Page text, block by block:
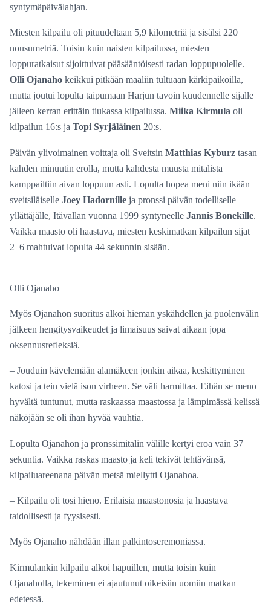
syntymäpäivälahjan.
Miesten kilpailu oli pituudeltaan 5,9 kilometriä ja sisälsi 220
nousumetriä. Toisin kuin naisten kilpailussa, miesten
loppuratkaisut sijoittuivat pääsääntöisesti radan loppupuolelle.
Olli Ojanaho keikkui pitkään maaliin tultuaan kärkipaikoilla,
mutta joutui lopulta taipumaan Harjun tavoin kuudennelle sijalle
jälleen kerran erittäin tiukassa kilpailussa.Miika Kirmula oli
kilpailun 16:s jaTopi Syrjäläinen 20:s.
Päivän ylivoimainen voittaja oli SveitsinMatthias Kyburz tasan
kahden minuutin erolla, mutta kahdesta muusta mitalista
kamppailtiin aivan loppuun asti. Lopulta hopea meni niin ikään
sveitsiläiselleJoey Hadornilleja pronssi päivän todelliselle
yllättäjälle, Itävallan vuonna 1999 syntyneelleJannis Bonekille.
Vaikka maasto oli haastava, miesten keskimatkan kilpailun sijat
2–6 mahtuivat lopulta 44 sekunnin sisään.
Olli Ojanaho
Myös Ojanahon suoritus alkoi hieman yskähdellen ja puolenvälin
jälkeen hengitysvaikeudet ja limaisuus saivat aikaan jopa
oksennusrefleksiä.
– Jouduin kävelemään alamäkeen jonkin aikaa, keskittyminen
katosi ja tein vielä ison virheen. Se väli harmittaa. Eihän se meno
hyvältä tuntunut, mutta raskaassa maastossa ja lämpimässä kelissä
näköjään se oli ihan hyvää vauhtia.
Lopulta Ojanahon ja pronssimitalin välille kertyi eroa vain 37
sekuntia. Vaikka raskas maasto ja keli tekivät tehtävänsä,
kilpailuareenana päivän metsä miellytti Ojanahoa.
– Kilpailu oli tosi hieno. Erilaisia maastonosia ja haastava
taidollisesti ja fyysisesti.
Myös Ojanaho nähdään illan palkintoseremoniassa.
Kirmulankin kilpailu alkoi hapuillen, mutta toisin kuin
Ojanaholla, tekeminen ei ajautunut oikeisiin uomiin matkan
edetessä.